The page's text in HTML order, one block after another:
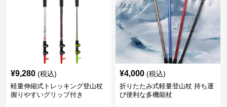
¥9,280 (税込)
軽量伸縮式トレッキング登山杖
握りやすいグリップ付き
¥4,000 (税込)
折りたたみ式軽量登山杖 持ち運
び便利な多機能杖